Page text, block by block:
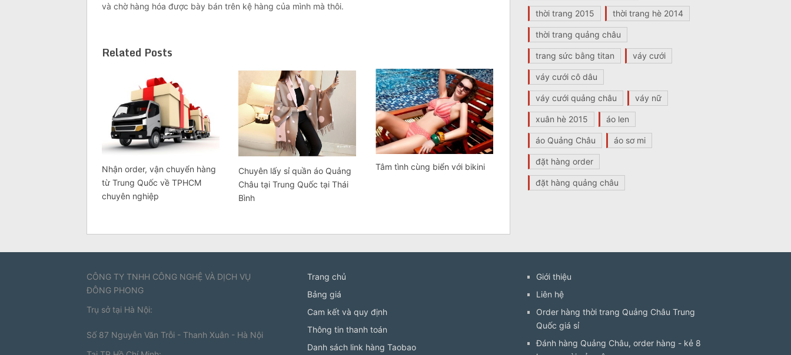
và chờ hàng hóa được bày bán trên kệ hàng của mình mà thôi.
Related Posts
Nhận order, vận chuyển hàng
từ Trung Quốc về TPHCM
chuyên nghiệp
Chuyên lấy sỉ quần áo Quảng
Châu tại Trung Quốc tại Thái
Bình
Tâm tình cùng biển với bikini
thời trang 2015 thời trang hè 2014
thời trang quảng châu
trang sức bằng titan váy cưới
váy cưới cô dâu
váy cưới quảng châu váy nữ
xuân hè 2015 áo len
áo Quảng Châu áo sơ mi
đặt hàng order
đặt hàng quảng châu
CÔNG TY TNHH CÔNG NGHỆ VÀ DỊCH VỤ
ĐÔNG PHONG
Trụ sở tại Hà Nội:
Số 87 Nguyễn Văn Trỗi - Thanh Xuân - Hà Nội
Trang chủ
Bảng giá
Cam kết và quy định
Thông tin thanh toán
Danh sách link hàng Taobao
Giới thiệu
Liên hệ
Order hàng thời trang Quảng Châu Trung
Quốc giá sỉ
Đánh hàng Quảng Châu, order hàng - kẻ 8